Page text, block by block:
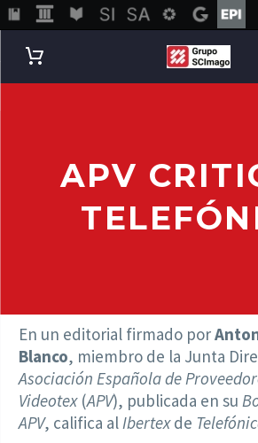
APV
En un editorial firmado por
Blanco, miembro de la Junta
Asociación Española de
Videotex (APV), publicada en su
APV, califica alIbertexde